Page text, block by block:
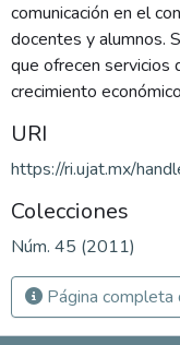
comunicación en el
docentes y alumnos.
que ofrecen servicios
crecimiento
URI
https://ri.ujat.mx/
Colecciones
Núm. 45 (2011)
Página completa